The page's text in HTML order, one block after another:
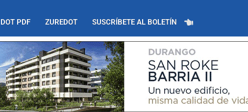
DOT PDF ZUREDOT SUSCRÍBETE AL BOLETÍN